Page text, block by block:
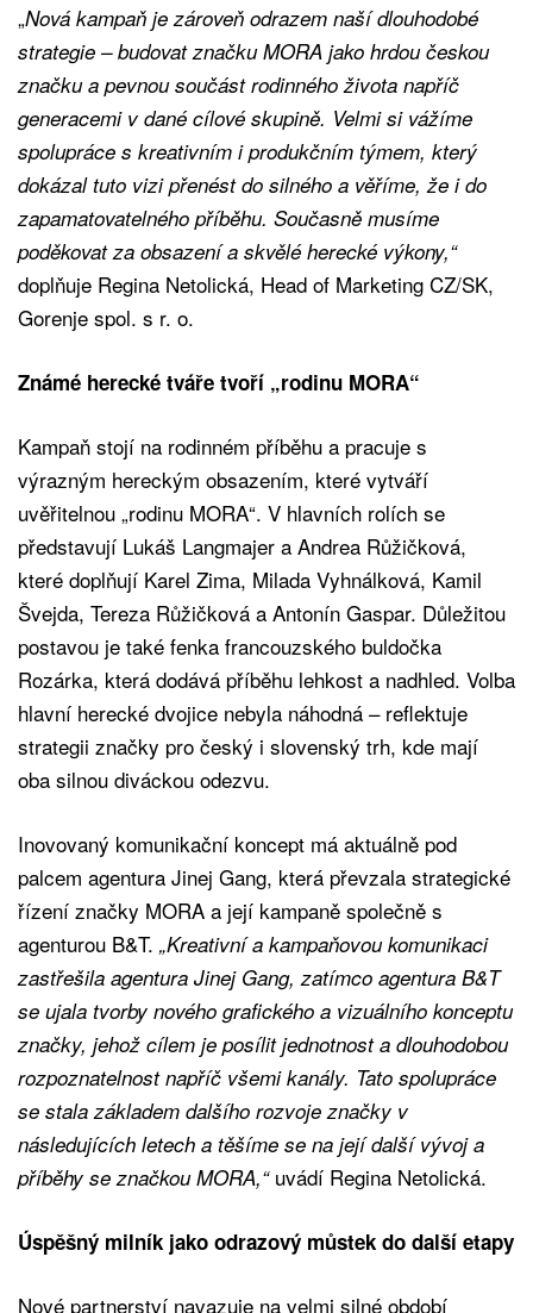
„Nová kampaň je zároveň odrazem naší dlouhodobé
strategie – budovat značku MORA jako hrdou českou
značku a pevnou součást rodinného života napříč
generacemi v dané cílové skupině. Velmi si vážíme
spolupráce s kreativním i produkčním týmem, který
dokázal tuto vizi přenést do silného a věříme, že i do
zapamatovatelného příběhu. Současně musíme
poděkovat za obsazení a skvělé herecké výkony,“
doplňuje Regina Netolická, Head of Marketing CZ/SK,
Gorenje spol. s r. o.
Známé herecké tváře tvoří „rodinu MORA“
Kampaň stojí na rodinném příběhu a pracuje s
výrazným hereckým obsazením, které vytváří
uvěřitelnou „rodinu MORA“. V hlavních rolích se
představují Lukáš Langmajer a Andrea Růžičková,
které doplňují Karel Zima, Milada Vyhnálková, Kamil
Švejda, Tereza Růžičková a Antonín Gaspar. Důležitou
postavou je také fenka francouzského buldočka
Rozárka, která dodává příběhu lehkost a nadhled. Volba
hlavní herecké dvojice nebyla náhodná – reflektuje
strategii značky pro český i slovenský trh, kde mají
oba silnou diváckou odezvu.
Inovovaný komunikační koncept má aktuálně pod
palcem agentura Jinej Gang, která převzala strategické
řízení značky MORA a její kampaně společně s
agenturou B&T. „Kreativní a kampaňovou komunikaci
zastřešila agentura Jinej Gang, zatímco agentura B&T
se ujala tvorby nového grafického a vizuálního konceptu
značky, jehož cílem je posílit jednotnost a dlouhodobou
rozpoznatelnost napříč všemi kanály. Tato spolupráce
se stala základem dalšího rozvoje značky v
následujících letech a těšíme se na její další vývoj a
příběhy se značkou MORA,“uvádí Regina Netolická.
Úspěšný milník jako odrazový můstek do další etapy
Nové partnerství navazuje na velmi silné období